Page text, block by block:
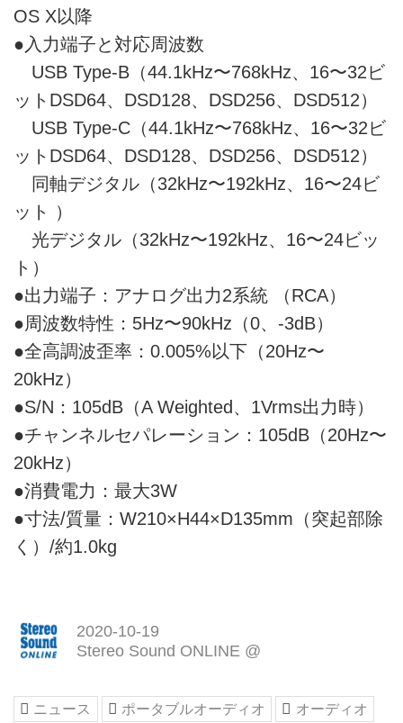
OS X以降
●入力端子と対応周波数
USB Type-B（44.1kHz〜768kHz、16〜32ビ
ットDSD64、DSD128、DSD256、DSD512）
USB Type-C（44.1kHz〜768kHz、16〜32ビ
ットDSD64、DSD128、DSD256、DSD512）
同軸デジタル（32kHz〜192kHz、16〜24ビ
ット ）
光デジタル（32kHz〜192kHz、16〜24ビッ
ト）
●出力端子：アナログ出力2系統 （RCA）
●周波数特性：5Hz〜90kHz（0、-3dB）
●全高調波歪率：0.005%以下（20Hz〜
20kHz）
●S/N：105dB（A Weighted、1Vrms出力時）
●チャンネルセパレーション：105dB（20Hz〜
20kHz）
●消費電力：最大3W
●寸法/質量：W210×H44×D135mm（突起部除
く）/約1.0kg
2020-10-19
Stereo Sound ONLINE @
ニュース ポータブルオーディオ
オーディオ